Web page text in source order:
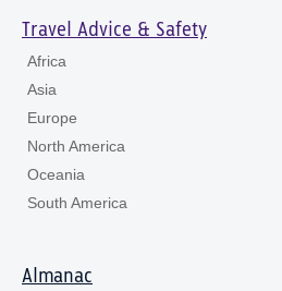
Travel Advice & Safety
Africa
Asia
Europe
North America
Oceania
South America
Almanac